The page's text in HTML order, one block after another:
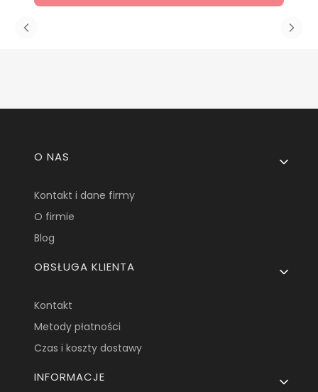
Linki w stopce
O NAS
Kontakt i dane firmy
O firmie
Blog
OBSŁUGA KLIENTA
Kontakt
Metody płatności
Czas i koszty dostawy
INFORMACJE